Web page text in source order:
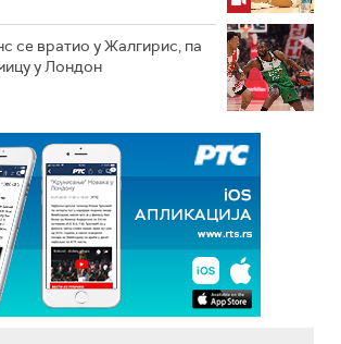
се вратио у Жалгирис, па
у Лондон